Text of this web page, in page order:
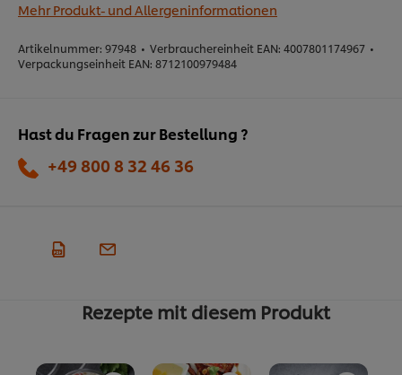
Mehr Produkt- und Allergeninformationen
Artikelnummer: 97948 • Verbrauchereinheit EAN: 4007801174967 •
Verpackungseinheit EAN: 8712100979484
Hast du Fragen zur Bestellung ?
+49 800 8 32 46 36
Rezepte mit diesem Produkt